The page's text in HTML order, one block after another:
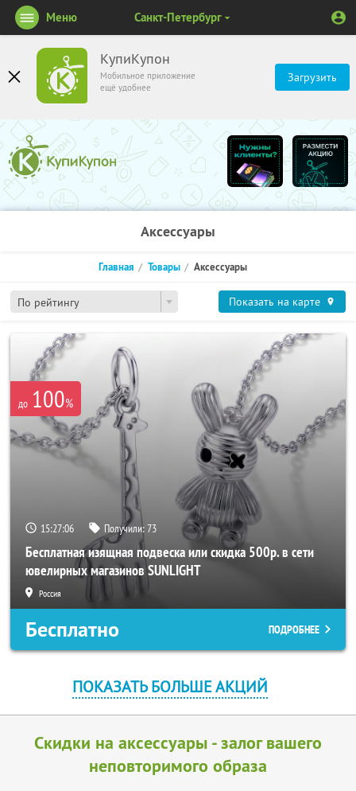
КупиКупон
Мобильное приложение
ещё удобнее
Загрузить
Меню Санкт-Петербург
Аксессуары
По рейтингу
Главная Товары Аксессуары
Показать на карте
до 100%
15:27:06 Получили:73
Бесплатная изящная подвеска или скидка 500р. в сети
ювелирных магазинов SUNLIGHT
Россия
Бесплатно ПОДРОБНЕЕ
ПОКАЗАТЬ БОЛЬШЕ АКЦИЙ
Скидки на аксессуары - залог вашего
неповторимого образа